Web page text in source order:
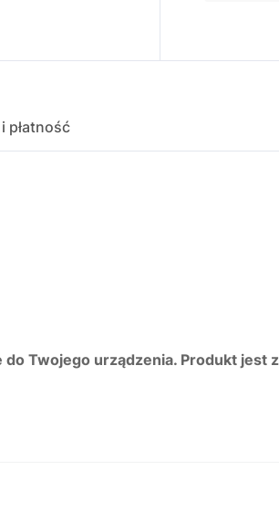
płatność
Twojego urządzenia. Produkt jest